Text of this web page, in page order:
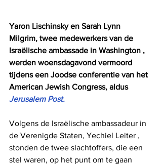
Yaron Lischinsky en Sarah Lynn
Milgrim, twee medewerkers van de
Israëlische ambassade in Washington ,
werden woensdagavond vermoord
tijdens een Joodse conferentie van het
American Jewish Congress, aldus
Jerusalem Post.
Volgens de Israëlische ambassadeur in
de Verenigde Staten, Yechiel Leiter ,
stonden de twee slachtoffers, die een
stel waren, op het punt om te gaan